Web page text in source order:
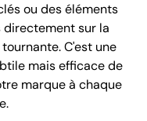
ou des éléments
directement sur la
C'est une
mais efficace de
marque à chaque